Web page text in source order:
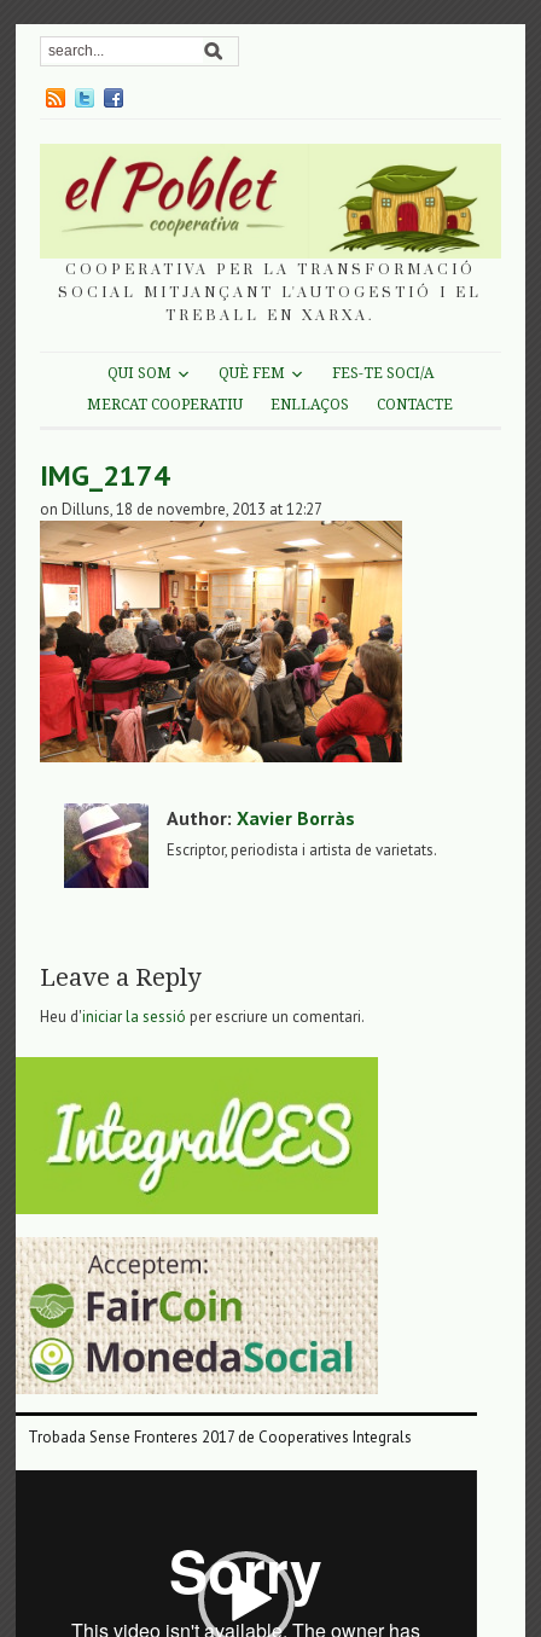
COOPERATIVA PER LA TRANSFORMACIÓ
SOCIAL MITJANÇANT L'AUTOGESTIÓ I EL
TREBALL EN XARXA.
QUI SOM QUÈ FEM
FES-TE SOCI/A
MERCAT COOPERATIU
ENLLAÇOS CONTACTE
IMG_2174
on Dilluns, 18 de novembre, 2013 at 12:27
Author:Xavier Borràs
Escriptor, periodista i artista de varietats.
Leave a Reply
Heu d'iniciar la sessió per escriure un comentari.
Trobada Sense Fronteres 2017 de Cooperatives Integrals